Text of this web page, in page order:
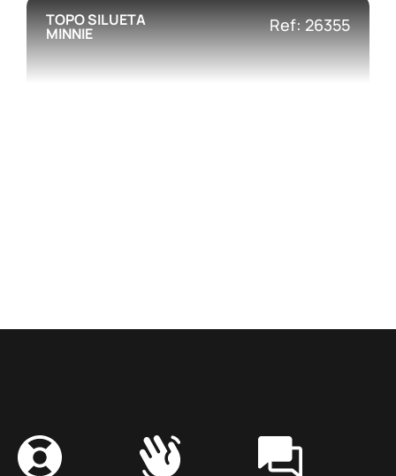
TOPO SILUETA
MINNIE Ref: 26355